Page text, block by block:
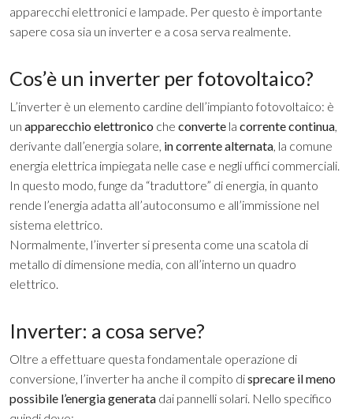
apparecchi elettronici e lampade. Per questo è importante
sapere cosa sia un inverter e a cosa serva realmente.
Cos’è un inverter per fotovoltaico?
L’inverter è un elemento cardine dell’impianto fotovoltaico: è
un apparecchio elettronico che converte la corrente continua
derivante dall’energia solare, in corrente alternata , la comune
energia elettrica impiegata nelle case e negli uffici commerciali.
In questo modo, funge da “traduttore” di energia, in quanto
rende l’energia adatta all’autoconsumo e all’immissione nel
sistema elettrico.
Normalmente, l’inverter si presenta come una scatola di
metallo di dimensione media, con all’interno un quadro
elettrico.
Inverter: a cosa serve?
Oltre a effettuare questa fondamentale operazione di
conversione, l’inverter ha anche il compito disprecare il meno
possibile l’energia generata dai pannelli solari. Nello specifico